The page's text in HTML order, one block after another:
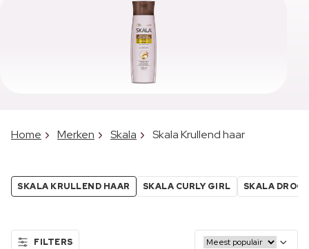
Home Merken Skala Skala Krullend haar
SKALA KRULLEND HAAR SKALA CURLY GIRL SKALA
FILTERS